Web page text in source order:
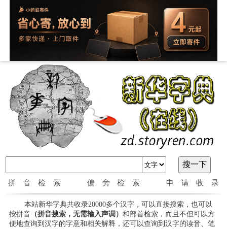
拼音检索 偏旁检索 申请收录
本站新华字典共收录20000多个汉字，可以直接搜索，也可以
按拼音（拼音搜索，无需输入声调） 和部首检索，而且不但可以方
便地查询到汉字的字意和相关解释，还可以查询到汉字的读音、笔